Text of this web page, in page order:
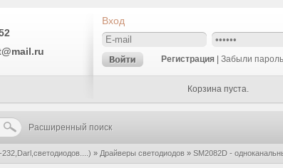
Вход
Регистрация Забыли
Корзина пуста.
Расширенный поиск
» Драйверы светодиодов » SM2082D -